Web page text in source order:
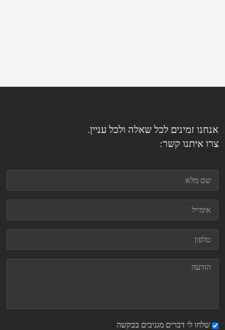
אנחנו זמינים לכל שאלה ולכל עניין.
צרו איתנו קשר:
שלחו לי דברים מגניבים בבקשה